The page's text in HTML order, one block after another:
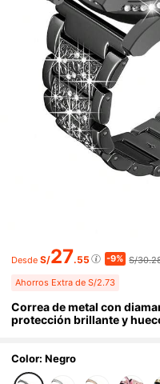
Desde S/27.55 -9% S/
Ahorros Extra de S/2.73
Correa de metal con
protección brillante y
ción elegante y con estilo
e protector para mujeres
Color: Negro